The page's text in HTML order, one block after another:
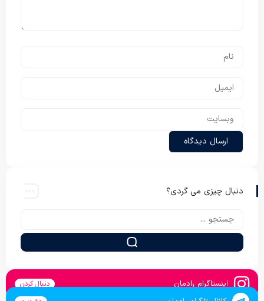
دنبال چیزی می گردی؟
اینستاگرام رادمان دنبال کردن